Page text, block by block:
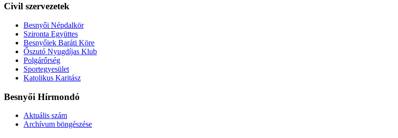
Civil szervezetek
Besnyői Népdalkör
Szironta Együttes
Besnyőiek Baráti Köre
Őszutó Nyugdíjas Klub
Polgárőrség
Sportegyesület
Katolikus Karitász
Besnyői Hírmondó
Aktuális szám
Archívum böngészése